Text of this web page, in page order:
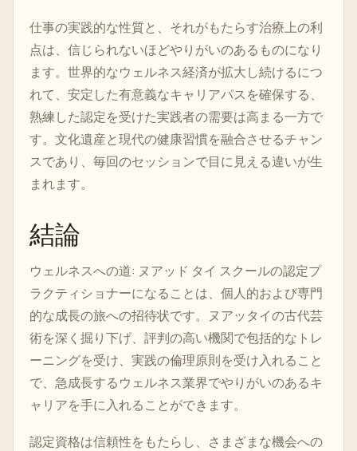
仕事の実践的な性質と、それがもたらす治療上の利
点は、信じられないほどやりがいのあるものになり
ます。世界的なウェルネス経済が拡大し続けるにつ
れて、安定した有意義なキャリアパスを確保する、
熟練した認定を受けた実践者の需要は高まる一方で
す。文化遺産と現代の健康習慣を融合させるチャン
スであり、毎回のセッションで目に見える違いが生
まれます。
結論
ウェルネスへの道: ヌアッド タイ スクールの認定プ
ラクティショナーになることは、個人的および専門
的な成長の旅への招待状です。ヌアッタイの古代芸
術を深く掘り下げ、評判の高い機関で包括的なトレ
ーニングを受け、実践の倫理原則を受け入れること
で、急成長するウェルネス業界でやりがいのあるキ
ャリアを手に入れることができます。
認定資格は信頼性をもたらし、さまざまな機会への